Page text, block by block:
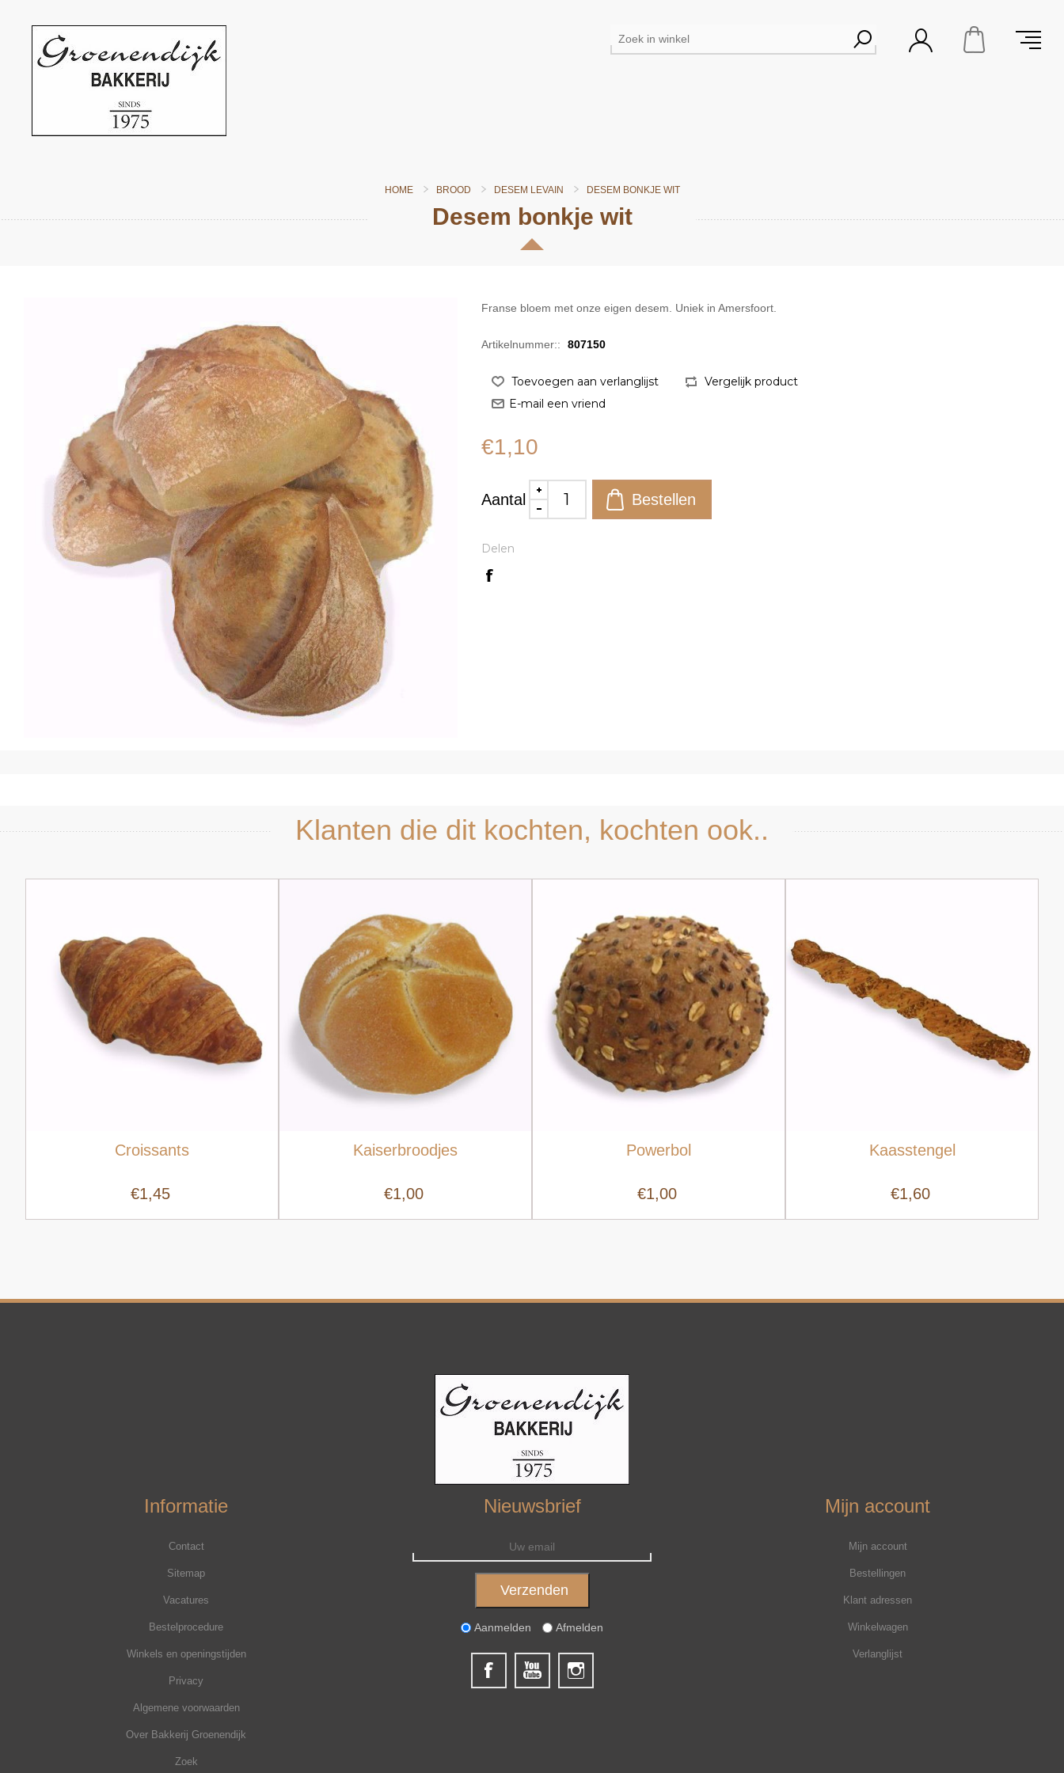
HOME BROOD DESEM LEVAIN DESEM BONKJE WIT
Desem bonkje wit
Franse bloem met onze eigen desem. Uniek in Amersfoort.
Artikelnummer:: 807150
€1,10
Aantal
Delen
Klanten die dit kochten, kochten ook..
Croissants
€1,45
Kaiserbroodjes
€1,00
Snel bekijken
Powerbol
€1,00
Kaasstengel
€1,60
Informatie
Contact
Sitemap
Vacatures
Bestelprocedure
Winkels en openingstijden
Privacy
Algemene voorwaarden
Over Bakkerij Groenendijk
Zoek
Nieuwsbrief
Aanmelden Afmelden
Mijn account
Mijn account
Bestellingen
Klant adressen
Winkelwagen
Verlanglijst